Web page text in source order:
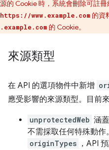
源的 Cookie 時，系統會刪除可註
https://www.example.com 的資
.example.com 的 Cookie。
來源類型
在 API 的選項物件中新增
應受影響的來源類型。目前
unprotectedWeb 涵
不需採取任何特殊動作
originTypes ，API